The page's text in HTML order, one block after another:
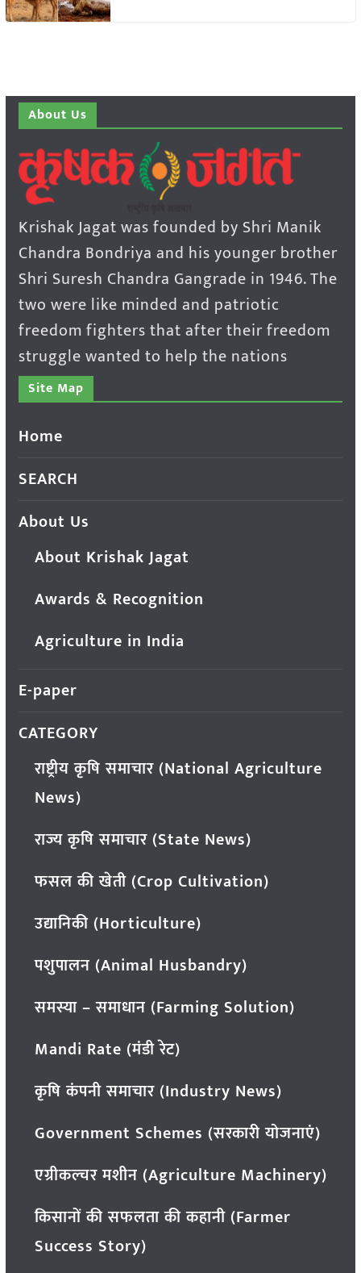
About Us
Krishak Jagat was founded by Shri Manik
Chandra Bondriya and his younger brother
Shri Suresh Chandra Gangrade in 1946. The
two were like minded and patriotic
freedom fighters that after their freedom
struggle wanted to help the nations
Site Map
Home
SEARCH
About Us
About Krishak Jagat
Awards & Recognition
Agriculture in India
E-paper
CATEGORY
राष्ट्रीय कृषि समाचार (National Agriculture
News)
राज्य कृषि समाचार (State News)
फसल की खेती (Crop Cultivation)
उद्यानिकी (Horticulture)
पशुपालन (Animal Husbandry)
समस्या – समाधान (Farming Solution)
Mandi Rate (मंडी रेट)
कृषि कंपनी समाचार (Industry News)
Government Schemes (सरकारी योजनाएं)
एग्रीकल्चर मशीन (Agriculture Machinery)
किसानों की सफलता की कहानी (Farmer
Success Story)